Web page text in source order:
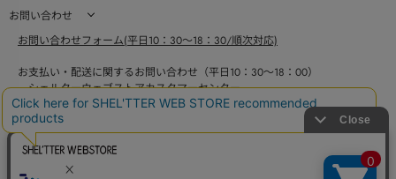
お問い合わせ
お問い合わせフォーム(平日10：30～18：30/順次対応)
お支払い・配送に関するお問い合わせ（平日10：30～18：00）
シェルターウェブストアカスタマーセンター
0800-123-6820
商品の素材、サイズ、仕様等に関するお問い合せ（平日10：30～18：00）
バロックジャパンリミテッドコールセンター
03-6730-9191